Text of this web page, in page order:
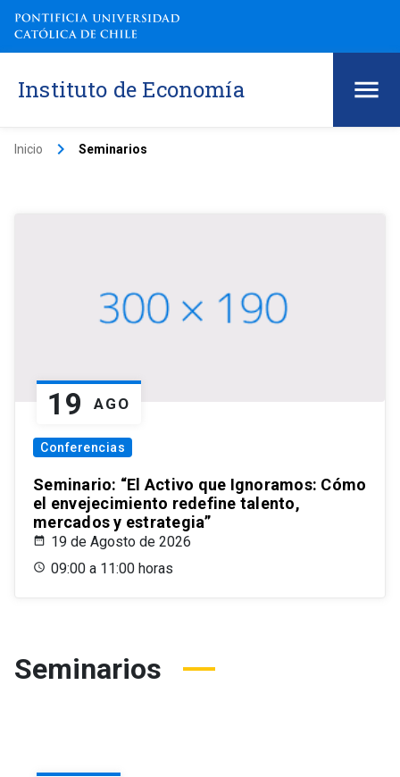
Instituto de Economía
Inicio keyboard_arrow_right Seminarios
19 AGO
Conferencias
Seminario: “El Activo que Ignoramos: Cómo
el envejecimiento redefine talento,
mercados y estrategia”
19 de Agosto de 2026
09:00 a 11:00 horas
Seminarios